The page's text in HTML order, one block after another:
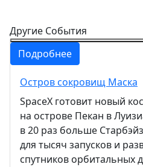
Другие События
Подробнее
Остров сокровищ Маска
SpaceX готовит новый
на острове Пекан в
в 20 раз больше
для тысяч запусков и
спутников орбитальных